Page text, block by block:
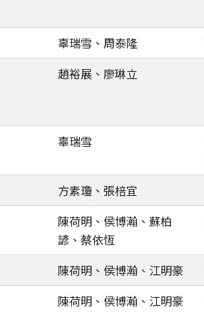
辜瑞雪、周泰隆
趙裕展、廖琳立
辜瑞雪
方素瓊、張棓宜
陳荷明、侯博瀚、蘇柏
諺、蔡依恆
陳荷明、侯博瀚、江明豪
陳荷明、侯博瀚、江明豪